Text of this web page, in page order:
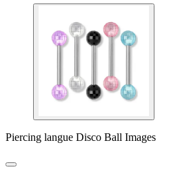
Piercing langue Disco Ball Images